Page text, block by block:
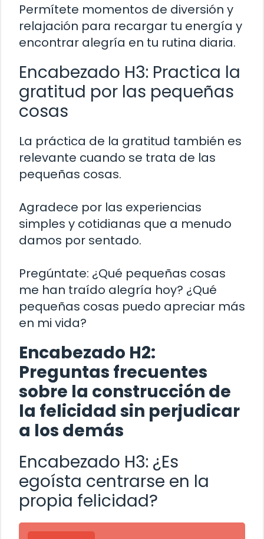
Permítete momentos de diversión y
relajación para recargar tu energía y
encontrar alegría en tu rutina diaria.
Encabezado H3: Practica la
gratitud por las pequeñas
cosas
La práctica de la gratitud también es
relevante cuando se trata de las
pequeñas cosas.
Agradece por las experiencias
simples y cotidianas que a menudo
damos por sentado.
Pregúntate: ¿Qué pequeñas cosas
me han traído alegría hoy? ¿Qué
pequeñas cosas puedo apreciar más
en mi vida?
Encabezado H2:
Preguntas frecuentes
sobre la construcción de
la felicidad sin perjudicar
a los demás
Encabezado H3: ¿Es
egoísta centrarse en la
propia felicidad?